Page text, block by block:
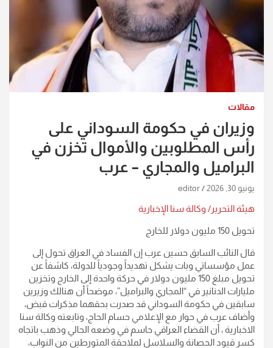
مقالات
وزيران في حكومة السوداني على
رأس المطلوبين والأموال تخزن في
البراميل والمجاري – عرب
يونيو 30, 2026 editor
هيئة التحرير/ وكالة سنا الإخبارية
تحويل 150 مليون دولار للخارج
قال النائب السابق حسين عرب إن الفساد في العراق تحول إلى
عمل مؤسساتي وبات يشكل تهديداً وجودياً للدولة، كاشفاً عن
تحويل مبلغ 150 مليون دولار في حركة واحدة إلى الخارج وتخزين
مليارات الدنانير في “المجاري والبراميل”، موضحاً أن هنالك وزيرين
سابقين في حكومة السوداني قد صدرت بحقهما مذكرات قبض،
وأضاف عرب في حوار مع الإعلامي حسام الحاج، وتابعته وكالة سنا
الاخبارية ، أن القضاء العراقي حاسم في وضعه الحالي وذهب باتجاه
كسر قيود الحصانة والسلاسل لملاحقة المتورطين من النواب،